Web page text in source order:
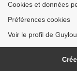
Cookies et données
Préférences cookies
Voir le profil de